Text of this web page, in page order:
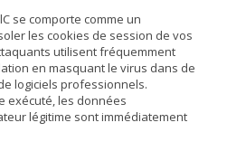
se comporte comme un
les cookies de session de vos
utilisent fréquemment
en masquant le virus dans de
logiciels professionnels.
exécuté, les données
légitime sont immédiatement